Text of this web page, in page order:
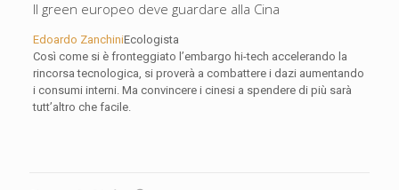
Il green europeo deve guardare alla Cina
Edoardo ZanchiniEcologista
Così come si è fronteggiato l’embargo hi-tech accelerando la
rincorsa tecnologica, si proverà a combattere i dazi aumentando
i consumi interni. Ma convincere i cinesi a spendere di più sarà
tutt’altro che facile.